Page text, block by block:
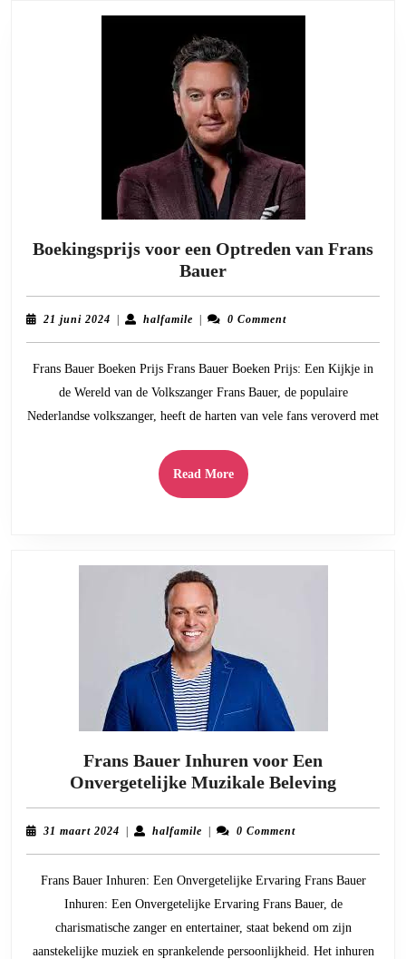
Boekingsprijs voor een Optreden van Frans
BauerBoekingsprijs
voor
een
Frans
Bauer
21 juni 2024 21| halfamilehalfamile
| 0 Comment
Frans Bauer Boeken Prijs Frans Bauer Boeken Prijs: Een Kijkje in
de Wereld van de Volkszanger Frans Bauer, de populaire
Nederlandse volkszanger, heeft de harten van vele fans veroverd met
Read MoreRead
More
Frans Bauer Inhuren voor Een
Onvergetelijke Muzikale BelevingFrans
Bauer
Beleving
31 maart 2024 31| halfamilehalfamile
| 0 Comment
Frans Bauer Inhuren: Een Onvergetelijke Ervaring Frans Bauer
Inhuren: Een Onvergetelijke Ervaring Frans Bauer, de
charismatische zanger en entertainer, staat bekend om zijn
aanstekelijke muziek en sprankelende persoonlijkheid. Het inhuren